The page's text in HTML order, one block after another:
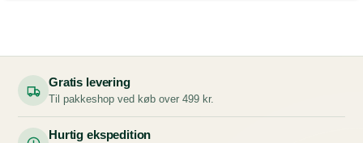
Gratis levering
Til pakkeshop ved køb over 499 kr.
Hurtig ekspedition